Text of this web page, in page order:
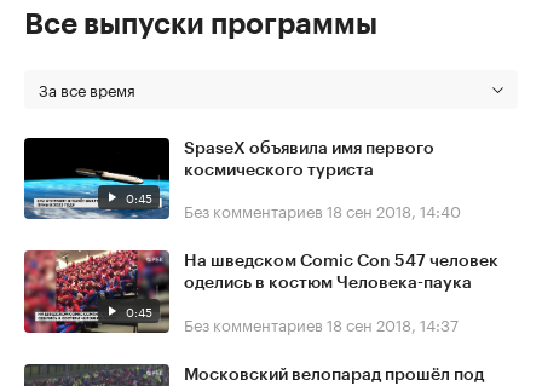
Все выпуски программы
За все время
0:45
SpaseX объявила имя первого
космического туриста
Без комментариев 18 сен 2018, 14:40
0:45
На шведском Comic Con 547 человек
оделись в костюм Человека-паука
Без комментариев 18 сен 2018, 14:37
Московский велопарад прошёл под